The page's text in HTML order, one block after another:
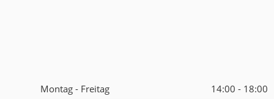
Montag - Freitag
14:00 - 18:00